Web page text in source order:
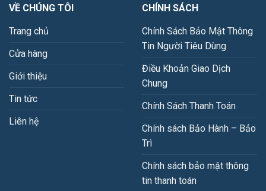
VỀ CHÚNG TÔI
Trang chủ
Cửa hàng
Giới thiệu
Tin tức
Liên hệ
CHÍNH SÁCH
Chính Sách Bảo Mật Thông
Tin Người Tiêu Dùng
Điều Khoản Giao Dịch
Chung
Chính Sách Thanh Toán
Chính sách Bảo Hành – Bảo
Trì
Chính sách bảo mật thông
tin thanh toán